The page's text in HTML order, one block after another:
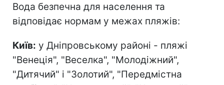
Вода безпечна для населення та
відповідає нормам у межах пляжів:
Київ: у Дніпровському районі - пляжі
"Венеція", "Веселка", "Молодіжний",
"Дитячий" і "Золотий", "Передмістна